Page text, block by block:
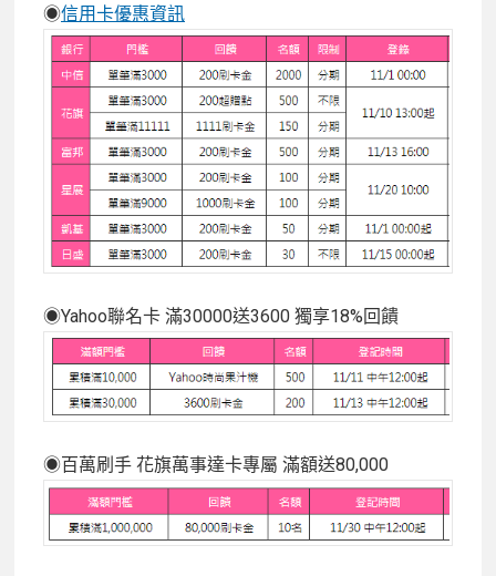
◉信用卡優惠資訊
◉Yahoo聯名卡 滿30000送3600 獨享18%回饋
◉百萬刷手 花旗萬事達卡專屬 滿額送80,000